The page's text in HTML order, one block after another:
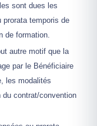
sont dues les
temporis de
de formation.
autre motif que la
par le Bénéficiaire
les modalités
contrat/convention